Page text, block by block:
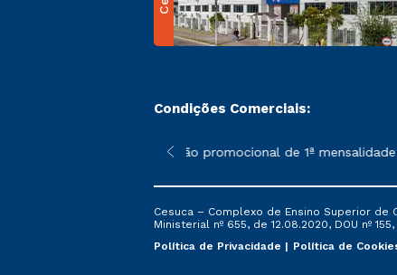
Condições Comerciais:
sofrer alterações nos períodos de rematrícula
*A condição promocional de 1ª
Cesuca – Complexo de Ensino Superior de
Ministerial nº 655, de 12.08.2020, DOU nº
Política de Privacidade
Política de